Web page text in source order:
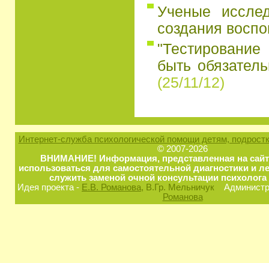
Ученые
создания
быть
(25/11/12)
Интернет-служба психологической помощи детям,
© 2007-2026
ВНИМАНИЕ! Информация, представленная на
использоваться для самостоятельной диагностики и
служить заменой очной консультации
Идея проекта - Е.В. Романова, В.Гр. Мельничук
Романова